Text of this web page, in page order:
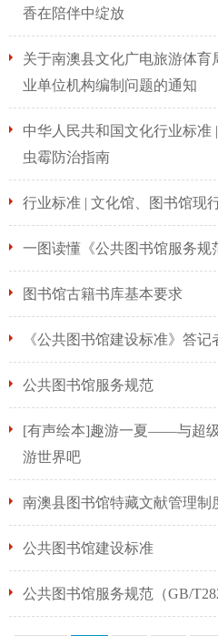
香在陪伴中绽放
关于南澳县文化广电旅游体育
业单位机构编制问题的通知
中华人民共和国文化行业标准
虫霉防治指南
行业标准 | 文化馆、图书馆现
一图读懂《公共图书馆服务规
图书馆古籍书库基本要求
《公共图书馆建设标准》答记
公共图书馆服务规范
[有声绘本]趣游一夏——与超
游世界吧
南澳县图书馆特藏文献管理制
公共图书馆建设标准
公共图书馆服务规范（GB/